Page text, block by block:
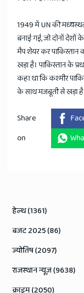
1949 में UN की
बनाई गई, जो दोनों
मैप शेयर कर पाकिस्तान
खड़ा है। पाकिस्तान के
कहा था कि कश्मीर
के साथ मजबूती से खड़ा
Share
on
हेल्थ (1361)
बजट 2025 (86)
ज्योतिष (2097)
राजस्थान न्यूज़ (9638)
क्राइम (2050)